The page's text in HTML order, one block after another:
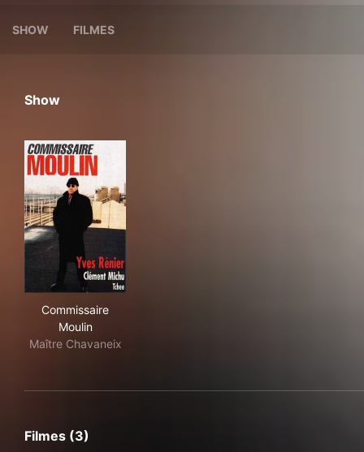
SHOW FILMES
Show
Commissaire
Moulin
Maître Chavaneix
Filmes (3)